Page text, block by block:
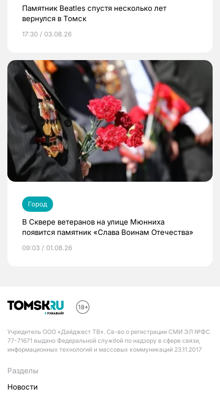
Памятник Beatles спустя несколько лет
вернулся в Томск
17:30 / 03.08.26
Город
В Сквере ветеранов на улице Мюнниха
появится памятник «Слава Воинам Отечества»
09:03 / 01.08.26
Учредитель ООО «Дайджест ТВ». Св-во о регистрации СМИ ЭЛ №ФС
77-71671 выдано Федеральной службой по надзору в сфере связи,
информационных технологий и массовых коммуникаций 23.11.2017
Разделы
Новости